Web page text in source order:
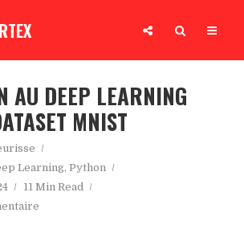
AU DEEP LEARNING
MNIST
Learning, Python
11 Min Read